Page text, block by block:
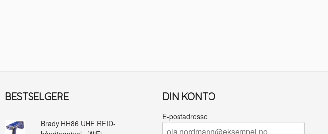
BESTSELGERE
Brady HH86 UHF RFID-
DIN KONTO
E-postadresse